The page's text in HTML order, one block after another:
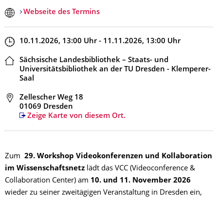
Webseite des Termins
Zeit
10.11.2026, 13:00 Uhr- 11.11.2026, 13:00 Uhr
Ort
Sächsische Landesbibliothek – Staats- und
Universitätsbibliothek an der TU Dresden - Klemperer-
Saal
Adresse
Zellescher Weg 18
01069 Dresden
Zeige Karte von diesem Ort.
Zum 29. Workshop Videokonferenzen und Kollaboration
im Wissenschaftsnetz lädt das VCC (Videoconference &
Collaboration Center) am 10. und 11. November 2026
wieder zu seiner zweitägigen Veranstaltung in Dresden ein,